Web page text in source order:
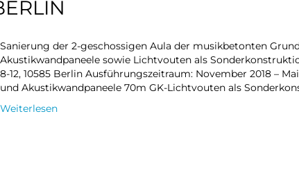
Sanierung der 2-geschossigen Aula der musikbetonten
Akustikwandpaneele sowie Lichtvouten als
8-12, 10585 Berlin Ausführungszeitraum: November 2018 –
und Akustikwandpaneele 70m GK-Lichtvouten als
Weiterlesen